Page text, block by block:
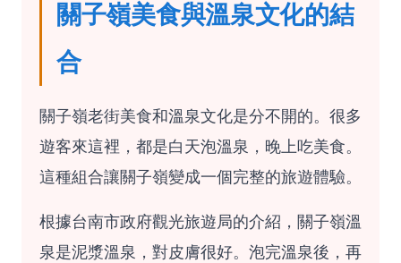
關子嶺美食與溫泉文化的結
合
關子嶺老街美食和溫泉文化是分不開的。很多
遊客來這裡，都是白天泡溫泉，晚上吃美食。
這種組合讓關子嶺變成一個完整的旅遊體驗。
根據台南市政府觀光旅遊局的介紹，關子嶺溫
泉是泥漿溫泉，對皮膚很好。泡完溫泉後，再